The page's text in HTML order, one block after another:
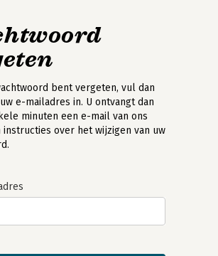
bent vergeten, vul dan
e-mailadres in. U ontvangt dan
minuten een e-mail van ons
instructies over het wijzigen van uw